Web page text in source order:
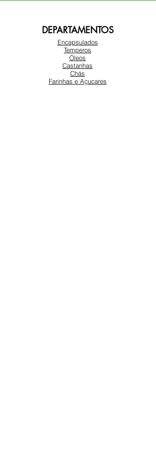
DEPARTAMENTOS
Encapsulados
Temperos
Óleos
Castanhas
Chás
Farinhas e Açucares